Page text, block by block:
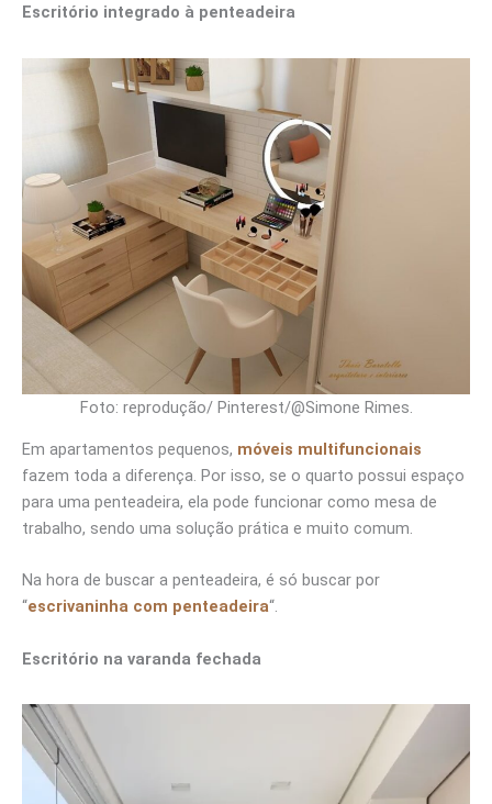
Escritório integrado à penteadeira
Foto: reprodução/ Pinterest/@Simone Rimes.
Em apartamentos pequenos, móveis multifuncionais
fazem toda a diferença. Por isso, se o quarto possui espaço
para uma penteadeira, ela pode funcionar como mesa de
trabalho, sendo uma solução prática e muito comum.
Na hora de buscar a penteadeira, é só buscar por
“escrivaninha com penteadeira“.
Escritório na varanda fechada